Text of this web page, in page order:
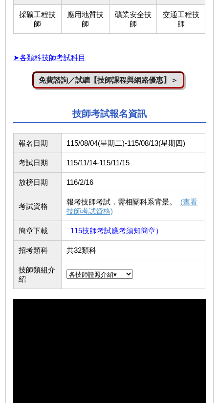
採礦工程技
師
應用地質技
師
礦業安全技
師
交通工程技
師
➤各類科技師考試科目
免費諮詢／試聽【技師課程與網路優惠】＞
技師考試報名資訊
報名日期 115/08/04(星期二)-115/08/13(星期四)
考試日期 115/11/14-115/11/15
放榜日期 116/2/16
考試資格
報考技師考試，需相關科系背景。
(查看
技師考試資格)
簡章下載 115技師考試應考須知簡章）
招考類科 共32類科
技師類組介
紹